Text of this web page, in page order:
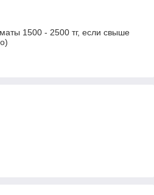
1500 - 2500 тг, если свыше